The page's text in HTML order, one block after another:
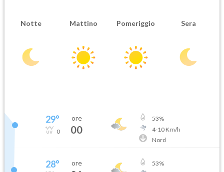
Notte Mattino Pomeriggio Sera
29°
0
ore
00
53%
4-10Km/h
Nord
28° ore 53%